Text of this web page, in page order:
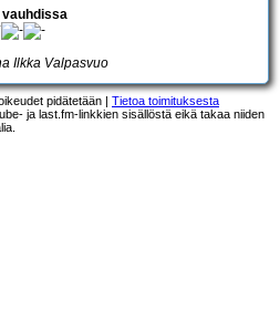
Ilkka Valpasvuo
pidätetään | Tietoa toimituksesta
ja last.fm-linkkien sisällöstä eikä takaa niiden